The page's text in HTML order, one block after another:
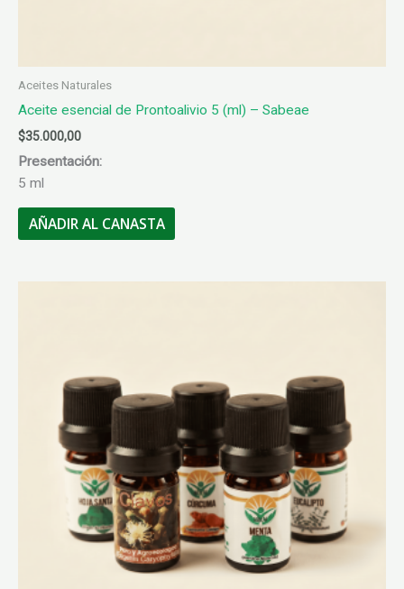
Aceites Naturales
Aceite esencial de Prontoalivio 5 (ml) – Sabeae
$35.000,00
Presentación:
5 ml
AÑADIR AL CANASTA